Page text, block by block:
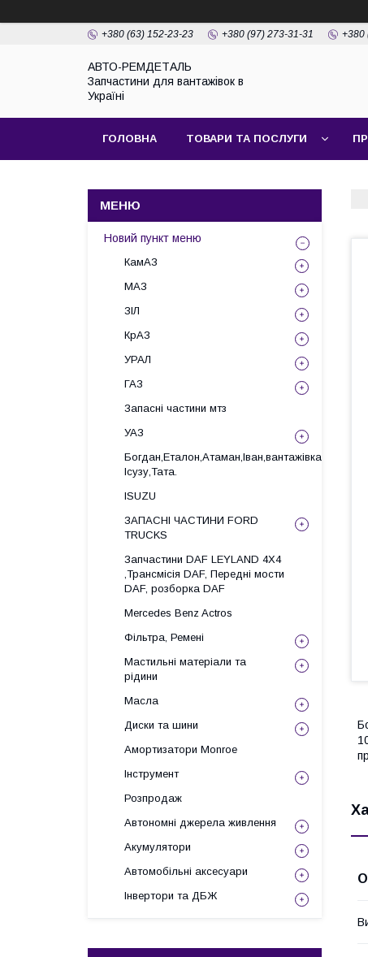
+380 (63) 152-23-23 +380 (97) 273-31-31 +380
АВТО-РЕМДЕТАЛЬ
Запчастини для вантажівок в
Україні
ГОЛОВНА ТОВАРИ ТА ПОСЛУГИ
Новий пункт меню
КамАЗ
МАЗ
ЗІЛ
КрАЗ
УРАЛ
ГАЗ
Запасні частини мтз
УАЗ
Богдан,Еталон,Атаман,Іван,вантажівка
Ісузу,Тата.
ISUZU
ЗАПАСНІ ЧАСТИНИ FORD
TRUCKS
Запчастини DAF LEYLAND 4X4
,Трансмісія DAF, Передні мости
DAF, розборка DAF
Mercedes Benz Actros
Фільтра, Ремені
Мастильні матеріали та
рідини
Масла
Диски та шини
Амортизатори Monroe
Інструмент
Розпродаж
Автономні джерела живлення
Акумулятори
Автомобільні аксесуари
Інвертори та ДБЖ